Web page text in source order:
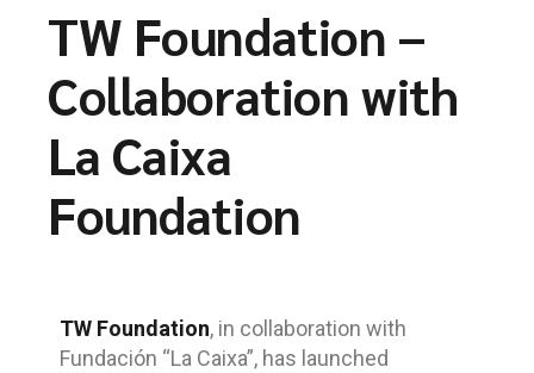
TW Foundation –
Collaboration with
La Caixa
Foundation
TW Foundation, in collaboration with
Fundación “La Caixa”, has launched